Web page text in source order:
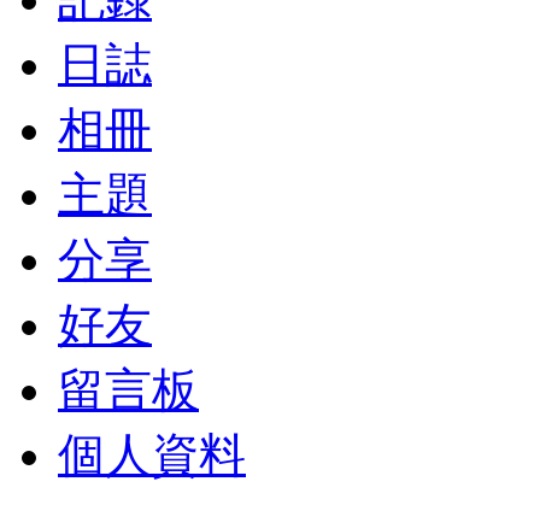
日誌
相冊
主題
分享
好友
留言板
個人資料